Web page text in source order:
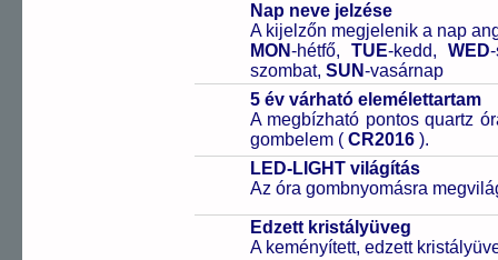
Nap neve jelzése
A kijelzőn megjelenik a nap
MON-hétfő, TUE-kedd, WED
szombat, SUN-vasárnap
5 év várható elemélettartam
A megbízható pontos quartz
gombelem ( CR2016 ).
LED-LIGHT világítás
Az óra gombnyomásra
Edzett kristályüveg
A keményített, edzett